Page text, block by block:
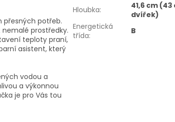
přesných potřeb.
prostředky.
teploty praní,
asistent, který
vodou a
a výkonnou
je pro Vás tou
Hloubka:
41,6 cm
dvířek)
Energetická
třída: B